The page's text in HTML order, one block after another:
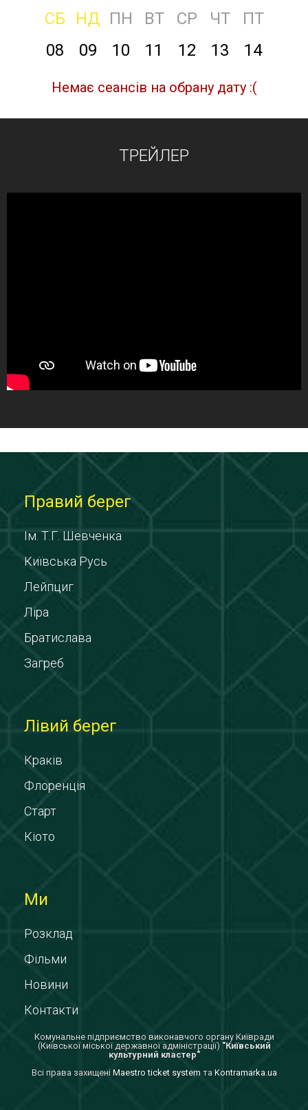
СБ НД ПН ВТ СР ЧТ
ПТ
08
09 10 11 12 13 14
Немає сеансів на обрану дату :(
ТРЕЙЛЕР
Правий берег
Ім. Т.Г. Шевченка
Київська Русь
Лейпциг
Ліра
Братислава
Загреб
Лівий берег
Краків
Флоренція
Старт
Кіото
Ми
Розклад
Фільми
Новини
Контакти
Комунальне підприємство виконавчого органу Київради
(Київської міської державної адміністрації) "Київський
культурний кластер"
Всi права захищенi Maestro ticket system та Kontramarka.ua